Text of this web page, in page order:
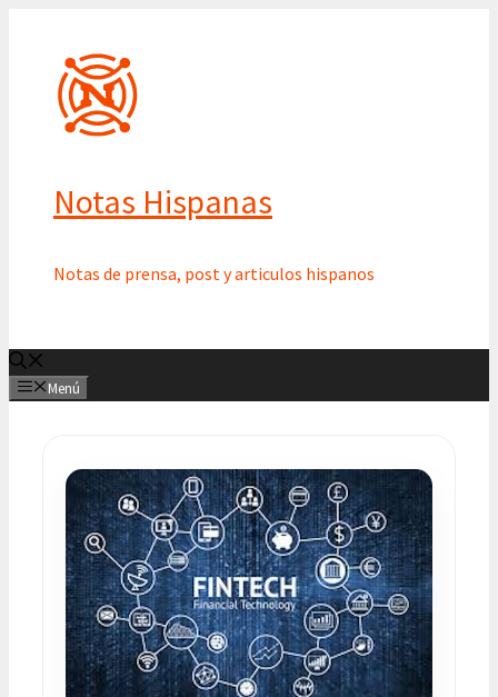
contenido
Notas Hispanas
Notas de prensa, post y articulos hispanos
Menú